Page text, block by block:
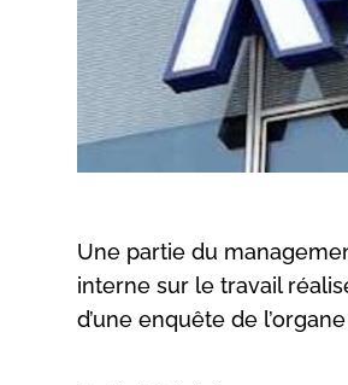
Une partie du
interne sur le travail
d’une enquête de